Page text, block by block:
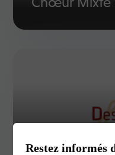
Restez informés